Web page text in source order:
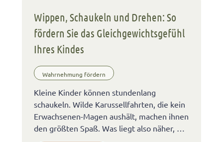
Wippen, Schaukeln und Drehen: So
fördern Sie das Gleichgewichtsgefühl
Ihres Kindes
Wahrnehmung fördern
Kleine Kinder können stundenlang
schaukeln. Wilde Karussellfahrten, die kein
Erwachsenen-Magen aushält, machen ihnen
den größten Spaß. Was liegt also näher, …